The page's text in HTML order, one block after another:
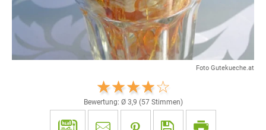
Foto Gutekueche.at
Bewertung: Ø 3,9 (57Stimmen)